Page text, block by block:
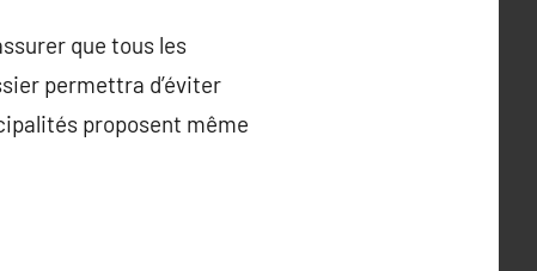
que tous les
permettra d’éviter
proposent même